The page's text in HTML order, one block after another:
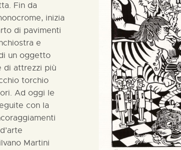
Fin da
inizia
di pavimenti
e
un oggetto
di attrezzi più
torchio
Ad oggi le
con la
Martini